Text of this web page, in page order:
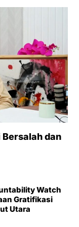
dan
Watch
Gratifikasi
Utara